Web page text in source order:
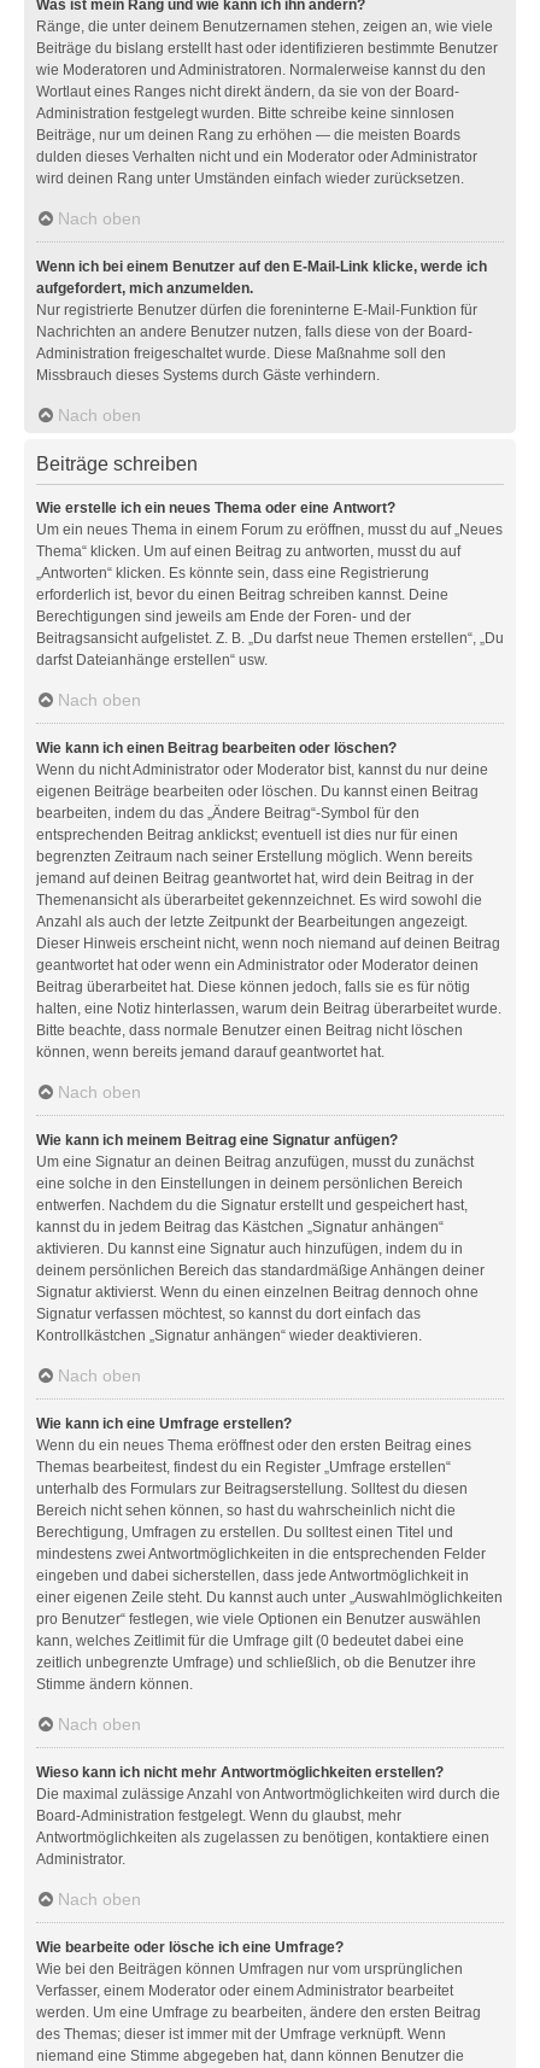
Was ist mein Rang und wie kann ich ihn ändern?
Ränge, die unter deinem Benutzernamen stehen, zeigen an, wie viele
Beiträge du bislang erstellt hast oder identifizieren bestimmte Benutzer
wie Moderatoren und Administratoren. Normalerweise kannst du den
Wortlaut eines Ranges nicht direkt ändern, da sie von der Board-
Administration festgelegt wurden. Bitte schreibe keine sinnlosen
Beiträge, nur um deinen Rang zu erhöhen — die meisten Boards
dulden dieses Verhalten nicht und ein Moderator oder Administrator
wird deinen Rang unter Umständen einfach wieder zurücksetzen.
Nach oben
Wenn ich bei einem Benutzer auf den E-Mail-Link klicke, werde ich
aufgefordert, mich anzumelden.
Nur registrierte Benutzer dürfen die foreninterne E-Mail-Funktion für
Nachrichten an andere Benutzer nutzen, falls diese von der Board-
Administration freigeschaltet wurde. Diese Maßnahme soll den
Missbrauch dieses Systems durch Gäste verhindern.
Nach oben
Beiträge schreiben
Wie erstelle ich ein neues Thema oder eine Antwort?
Um ein neues Thema in einem Forum zu eröffnen, musst du auf „Neues
Thema“ klicken. Um auf einen Beitrag zu antworten, musst du auf
„Antworten“ klicken. Es könnte sein, dass eine Registrierung
erforderlich ist, bevor du einen Beitrag schreiben kannst. Deine
Berechtigungen sind jeweils am Ende der Foren- und der
Beitragsansicht aufgelistet. Z. B. „Du darfst neue Themen erstellen“, „Du
darfst Dateianhänge erstellen“ usw.
Nach oben
Wie kann ich einen Beitrag bearbeiten oder löschen?
Wenn du nicht Administrator oder Moderator bist, kannst du nur deine
eigenen Beiträge bearbeiten oder löschen. Du kannst einen Beitrag
bearbeiten, indem du das „Ändere Beitrag“-Symbol für den
entsprechenden Beitrag anklickst; eventuell ist dies nur für einen
begrenzten Zeitraum nach seiner Erstellung möglich. Wenn bereits
jemand auf deinen Beitrag geantwortet hat, wird dein Beitrag in der
Themenansicht als überarbeitet gekennzeichnet. Es wird sowohl die
Anzahl als auch der letzte Zeitpunkt der Bearbeitungen angezeigt.
Dieser Hinweis erscheint nicht, wenn noch niemand auf deinen Beitrag
geantwortet hat oder wenn ein Administrator oder Moderator deinen
Beitrag überarbeitet hat. Diese können jedoch, falls sie es für nötig
halten, eine Notiz hinterlassen, warum dein Beitrag überarbeitet wurde.
Bitte beachte, dass normale Benutzer einen Beitrag nicht löschen
können, wenn bereits jemand darauf geantwortet hat.
Nach oben
Wie kann ich meinem Beitrag eine Signatur anfügen?
Um eine Signatur an deinen Beitrag anzufügen, musst du zunächst
eine solche in den Einstellungen in deinem persönlichen Bereich
entwerfen. Nachdem du die Signatur erstellt und gespeichert hast,
kannst du in jedem Beitrag das Kästchen „Signatur anhängen“
aktivieren. Du kannst eine Signatur auch hinzufügen, indem du in
deinem persönlichen Bereich das standardmäßige Anhängen deiner
Signatur aktivierst. Wenn du einen einzelnen Beitrag dennoch ohne
Signatur verfassen möchtest, so kannst du dort einfach das
Kontrollkästchen „Signatur anhängen“ wieder deaktivieren.
Nach oben
Wie kann ich eine Umfrage erstellen?
Wenn du ein neues Thema eröffnest oder den ersten Beitrag eines
Themas bearbeitest, findest du ein Register „Umfrage erstellen“
unterhalb des Formulars zur Beitragserstellung. Solltest du diesen
Bereich nicht sehen können, so hast du wahrscheinlich nicht die
Berechtigung, Umfragen zu erstellen. Du solltest einen Titel und
mindestens zwei Antwortmöglichkeiten in die entsprechenden Felder
eingeben und dabei sicherstellen, dass jede Antwortmöglichkeit in
einer eigenen Zeile steht. Du kannst auch unter „Auswahlmöglichkeiten
pro Benutzer“ festlegen, wie viele Optionen ein Benutzer auswählen
kann, welches Zeitlimit für die Umfrage gilt (0 bedeutet dabei eine
zeitlich unbegrenzte Umfrage) und schließlich, ob die Benutzer ihre
Stimme ändern können.
Nach oben
Wieso kann ich nicht mehr Antwortmöglichkeiten erstellen?
Die maximal zulässige Anzahl von Antwortmöglichkeiten wird durch die
Board-Administration festgelegt. Wenn du glaubst, mehr
Antwortmöglichkeiten als zugelassen zu benötigen, kontaktiere einen
Administrator.
Nach oben
Wie bearbeite oder lösche ich eine Umfrage?
Wie bei den Beiträgen können Umfragen nur vom ursprünglichen
Verfasser, einem Moderator oder einem Administrator bearbeitet
werden. Um eine Umfrage zu bearbeiten, ändere den ersten Beitrag
des Themas; dieser ist immer mit der Umfrage verknüpft. Wenn
niemand eine Stimme abgegeben hat, dann können Benutzer die